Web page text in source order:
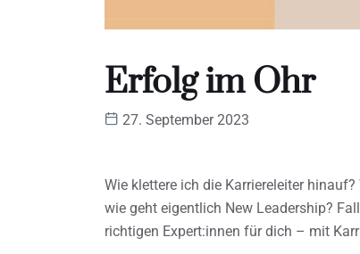
Erfolg im Ohr
27. September 2023
Wie klettere ich die Karriereleiter
wie geht eigentlich New Leadership?
richtigen Expert:innen für dich – mit